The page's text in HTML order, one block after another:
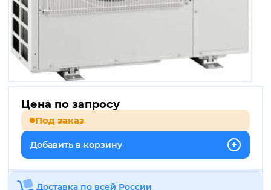
Цена по запросу
Под заказ
Добавить в корзину
Доставка по всей России